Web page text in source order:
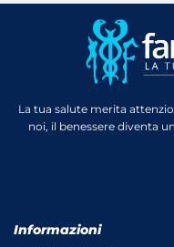
La tua salute merita
noi, il benessere diventa
Informazioni